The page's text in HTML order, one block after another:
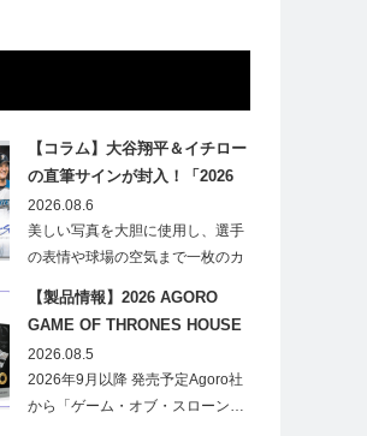
【コラム】大谷翔平＆イチロー
の直筆サインが封入！「2026
Topps NPB Stadium Club」が
見逃せない
2026.08.6
美しい写真を大胆に使用し、選手
の表情や球場の空気まで一枚のカ
【製品情報】2026 AGORO
GAME OF THRONES HOUSE
STARK BLIND BOX
2026.08.5
2026年9月以降 発売予定Agoro社
から「ゲーム・オブ・スローン…